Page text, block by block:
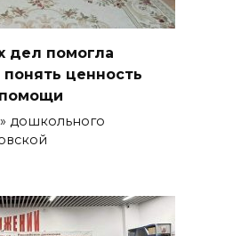
дел помогла
ценность
дошкольного